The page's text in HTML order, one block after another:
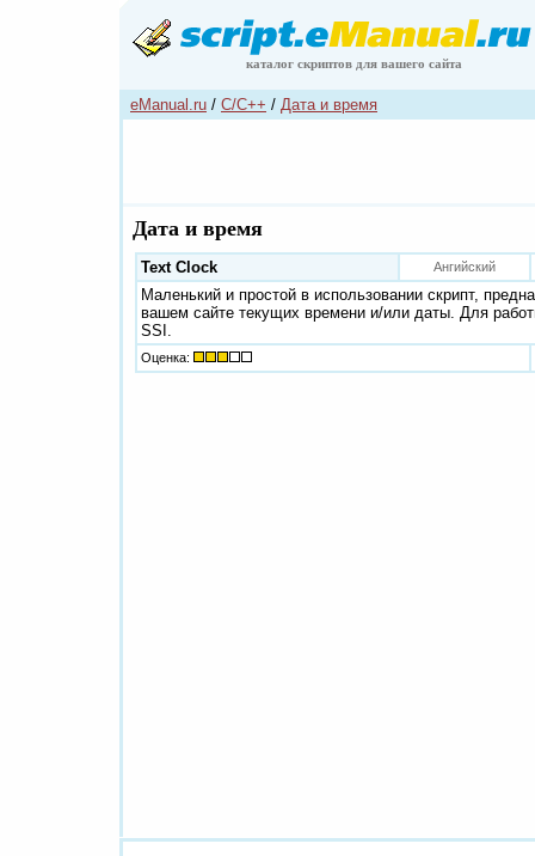
каталог скриптов для вашего сайта
eManual.ru / C/C++ / Дата и время
Дата и время
Text Clock Ангийский
Маленький и простой в использовании скрипт,
вашем сайте текущих времени и/или даты. Для
SSI.
Оценка: